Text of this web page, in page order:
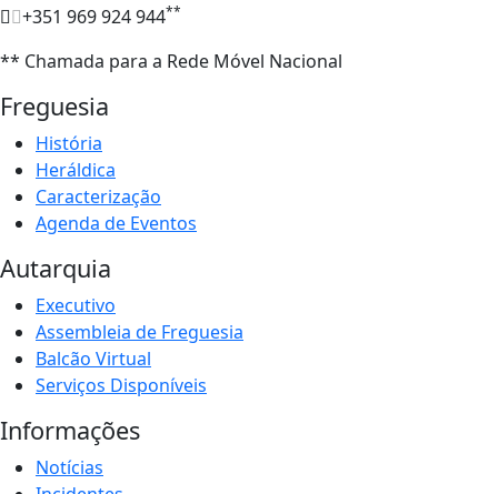
+351 969 924 944**
** Chamada para a Rede Móvel Nacional
Freguesia
História
Heráldica
Caracterização
Agenda de Eventos
Autarquia
Executivo
Assembleia de Freguesia
Balcão Virtual
Serviços Disponíveis
Informações
Notícias